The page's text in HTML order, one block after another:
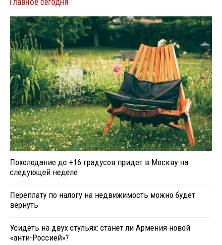
Главное сегодня
Похолодание до +16 градусов придет в Москву на
следующей неделе
Переплату по налогу на недвижимость можно будет
вернуть
Усидеть на двух стульях: станет ли Армения новой
«анти-Россией»?